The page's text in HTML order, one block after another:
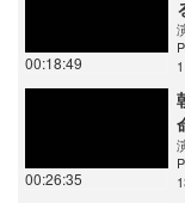
00:18:49
00:26:35